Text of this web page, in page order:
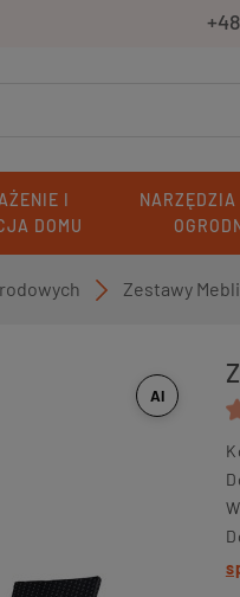
I
DOMU
Zestawy
AI